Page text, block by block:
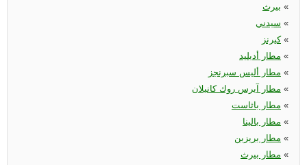
بيرث «
سيدني «
كيرنز«
مطار أديليد «
مطار أليس سبرنجز «
مطار آيرس روك كانيلان «
مطار باثاست «
مطار بالينا «
مطار بريزبن «
مطار بيرث «